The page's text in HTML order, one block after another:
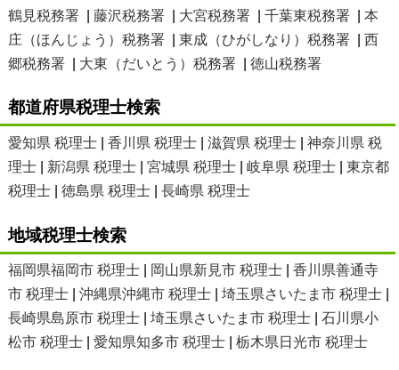
鶴見税務署| 藤沢税務署| 大宮税務署| 千葉東税務署| 本
庄（ほんじょう）税務署| 東成（ひがしなり）税務署| 西
郷税務署| 大東（だいとう）税務署| 徳山税務署
都道府県税理士検索
愛知県 税理士| 香川県 税理士| 滋賀県 税理士| 神奈川県 税
理士| 新潟県 税理士| 宮城県 税理士| 岐阜県 税理士| 東京都
税理士| 徳島県 税理士| 長崎県 税理士
地域税理士検索
福岡県福岡市 税理士| 岡山県新見市 税理士| 香川県善通寺
市 税理士| 沖縄県沖縄市 税理士| 埼玉県さいたま市 税理士|
長崎県島原市 税理士| 埼玉県さいたま市 税理士| 石川県小
松市 税理士| 愛知県知多市 税理士| 栃木県日光市 税理士